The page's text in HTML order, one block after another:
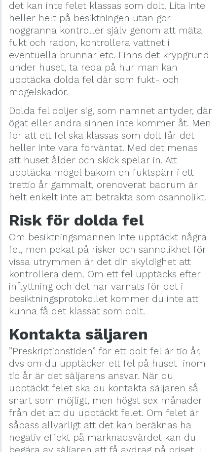
det kan inte felet klassas som dolt. Lita inte
heller helt på besiktningen utan gör
noggranna kontroller själv genom att mäta
fukt och radon, kontrollera vattnet i
eventuella brunnar etc. Finns det krypgrund
under huset, ta reda på hur man kan
upptäcka dolda fel där som fukt- och
mögelskador.
Dolda fel döljer sig, som namnet antyder, där
ögat eller andra sinnen inte kommer åt. Men
för att ett fel ska klassas som dolt får det
heller inte vara förväntat. Med det menas
att huset ålder och skick spelar in. Att
upptäcka mögel bakom en fuktspärr i ett
trettio år gammalt, orenoverat badrum är
helt enkelt inte att betrakta som osannolikt.
Risk för dolda fel
Om besiktningsmannen inte upptäckt några
fel, men pekat på risker och sannolikhet för
vissa utrymmen är det din skyldighet att
kontrollera dem. Om ett fel upptäcks efter
inflyttning och det har varnats för det i
besiktningsprotokollet kommer du inte att
kunna få det klassat som dolt.
Kontakta säljaren
”Preskriptionstiden” för ett dolt fel är tio år,
dvs om du upptäcker ett fel på huset inom
tio år är det säljarens ansvar. När du
upptäckt felet ska du kontakta säljaren så
snart som möjligt, men högst sex månader
från det att du upptäckt felet. Om felet är
såpass allvarligt att det kan beräknas ha
negativ effekt på marknadsvärdet kan du